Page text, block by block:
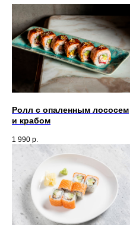
Ролл с опаленным лососем
и крабом
1 990 р.